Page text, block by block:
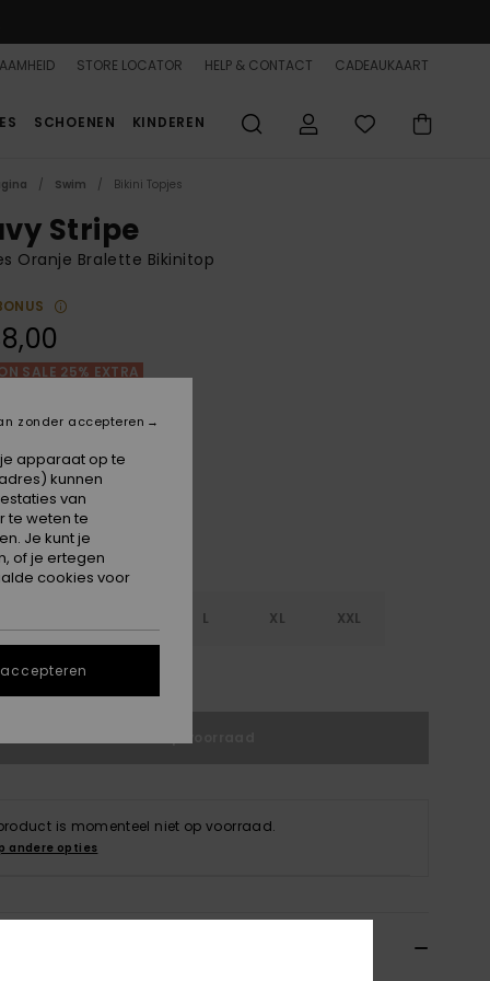
STORE LOCATOR HELP & CONTACT CADEAUKAART
SCHOENEN KINDEREN
Swim Bikini Topjes
Stripe
Oranje Bralette Bikinitop
SALE 25% EXTRA
Wavy Stripe S
L XL XXL
maattabel
is momenteel niet op voorraad.
andere opties
apparaat op te
kunnen
van
te weten te
Je kunt je
of je ertegen
cookies voor
zonder accepteren